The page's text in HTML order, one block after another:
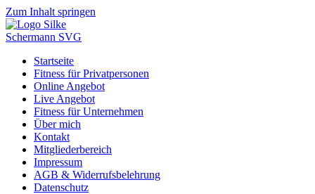
Zum Inhalt springen
Startseite
Fitness für Privatpersonen
Online Angebot
Live Angebot
Fitness für Unternehmen
Über mich
Kontakt
Mitgliederbereich
Impressum
AGB & Widerrufsbelehrung
Datenschutz